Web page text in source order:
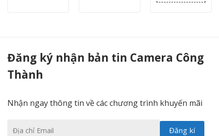
Đăng ký nhận bản tin Camera Công
Thành
Nhận ngay thông tin về các chương trình khuyến mãi